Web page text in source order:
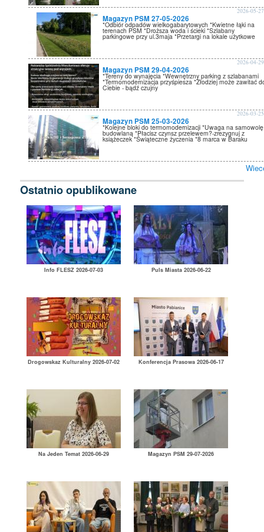
Magazyn PSM 27-05-2026
2026-05-27
*Odbiór odpadów wielkogabarytowych *Kwietne łąki na
terenach PSM *Droższa woda i ścieki *Szlabany
parkingowe przy ul.3maja *Przetargi na lokale użytkowe
Magazyn PSM 29-04-2026
2026-04-29
*Tereny do wynajęcia *Wewnętrzny parking z szlabanami
*Termomodernizacja przyśpiesza *Złodziej może zawitać
Ciebie - bądź czujny
Magazyn PSM 25-03-2026
2026-03-25
*Kolejne bloki do termomodernizacji *Uwaga na samowolę
budowlaną *Płacisz czynsz przelewem?-zrezygnuj z
książeczek *Świąteczne życzenia *8 marca w Baraku
Ostatnio opublikowane
Info FLESZ 2026-07-03 Puls Miasta 2026-06-22
Drogowskaz Kulturalny 2026-07-02 Konferencja Prasowa 2026-06-17
Na Jeden Temat 2026-06-29 Magazyn PSM 29-07-2026